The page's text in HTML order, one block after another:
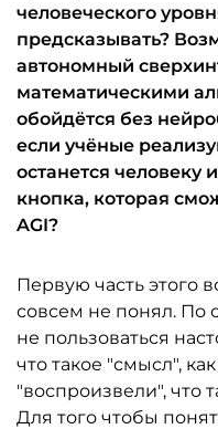
человеческого
предсказывать?
автономный
математическими
обойдётся без
если учёные
останется человеку
кнопка, которая
AGI?
Первую часть этого
совсем не понял. По
не пользоваться
что такое "смысл",
"воспроизвели", что
Для того чтобы